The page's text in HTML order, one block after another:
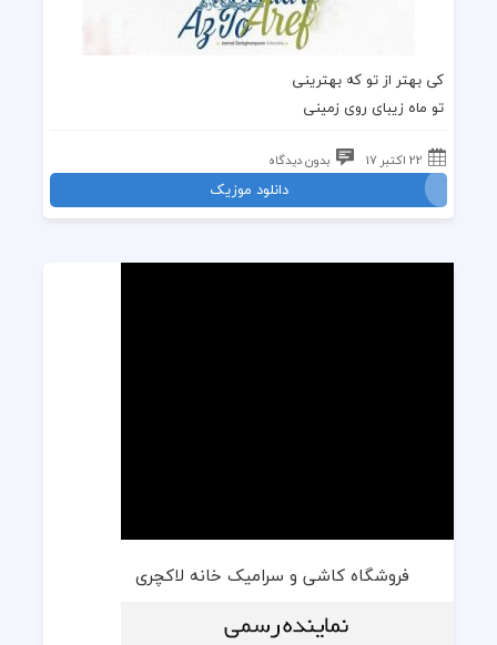
کی بهتر از تو که بهترینی
تو ماه زیبای روی زمینی
22 اکتبر 17 بدون دیدگاه
دانلود موزیک
فروشگاه کاشی و سرامیک خانه لاکچری